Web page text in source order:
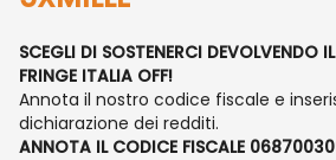
SCEGLI DI SOSTENERCI DEVOLVENDO
FRINGE ITALIA OFF!
Annota il nostro codice fiscale e
dichiarazione dei redditi.
ANNOTA IL CODICE FISCALE